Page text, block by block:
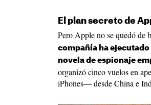
El plan secreto de
Pero Apple no se quedó de
compañía ha
novela de espionaje
organizó cinco vuelos en
iPhones— desde China e